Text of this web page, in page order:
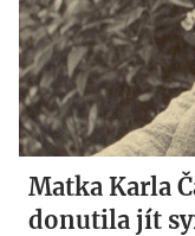
Matka Karla
donutila jít